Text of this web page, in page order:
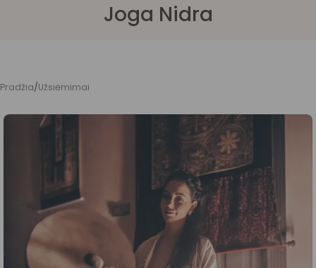
Joga Nidra
Pradžia/Užsiėmimai